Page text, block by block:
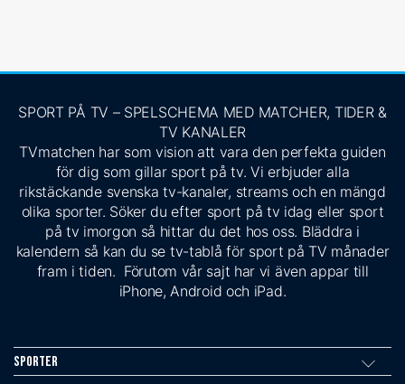
SPORT PÅ TV – SPELSCHEMA MED MATCHER, TIDER &
TV KANALER
TVmatchen har som vision att vara den perfekta guiden
för dig som gillar sport på tv. Vi erbjuder alla
rikstäckande svenska tv-kanaler, streams och en mängd
olika sporter. Söker du efter sport på tv idag eller sport
på tv imorgon så hittar du det hos oss. Bläddra i
kalendern så kan du se tv-tablå för sport på TV månader
fram i tiden. Förutom vår sajt har vi även appar till
iPhone, Android och iPad.
Sporter